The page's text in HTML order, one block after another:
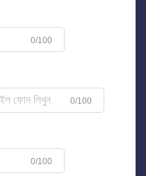
0/100
0/100
0/100